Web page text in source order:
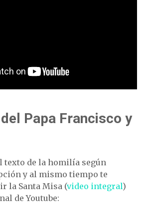
Papa Francisco y
texto de la homilía según
y al mismo tiempo te
la Santa Misa (video integral)
de Youtube: